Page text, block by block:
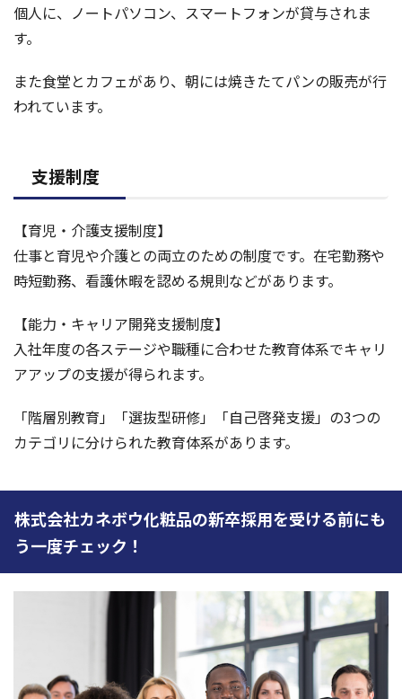
個人に、ノートパソコン、スマートフォンが貸与されま
す。
また食堂とカフェがあり、朝には焼きたてパンの販売が行
われています。
支援制度
【育児・介護支援制度】
仕事と育児や介護との両立のための制度です。在宅勤務や
時短勤務、看護休暇を認める規則などがあります。
【能力・キャリア開発支援制度】
入社年度の各ステージや職種に合わせた教育体系でキャリ
アアップの支援が得られます。
「階層別教育」「選抜型研修」「自己啓発支援」の3つの
カテゴリに分けられた教育体系があります。
株式会社カネボウ化粧品の新卒採用を受ける前にも
う一度チェック！